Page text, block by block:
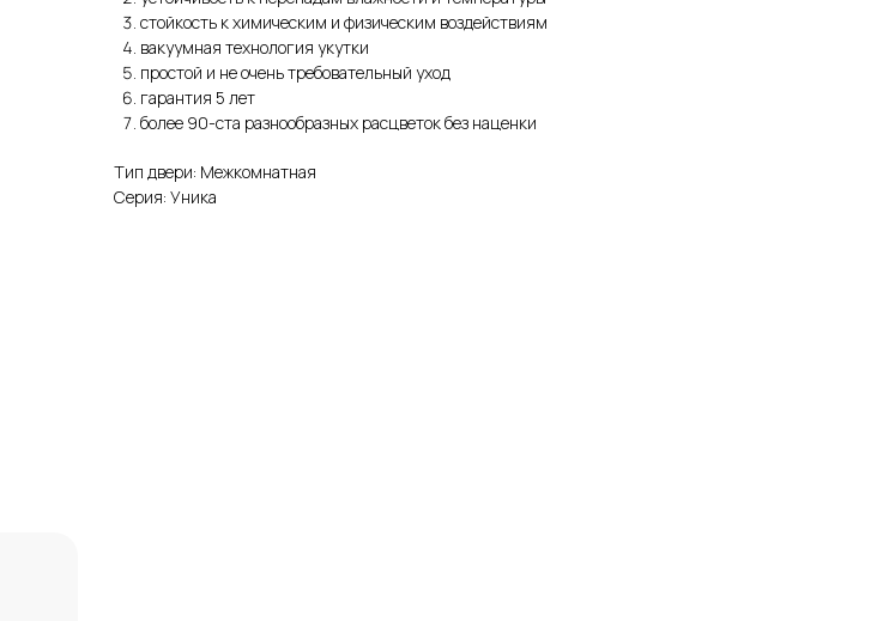
стойкость к химическим и физическим воздействиям
вакуумная технология укутки
простой и не очень требовательный уход
гарантия 5 лет
более 90-ста разнообразных расцветок без наценки
Тип двери: Межкомнатная
Серия: Уника